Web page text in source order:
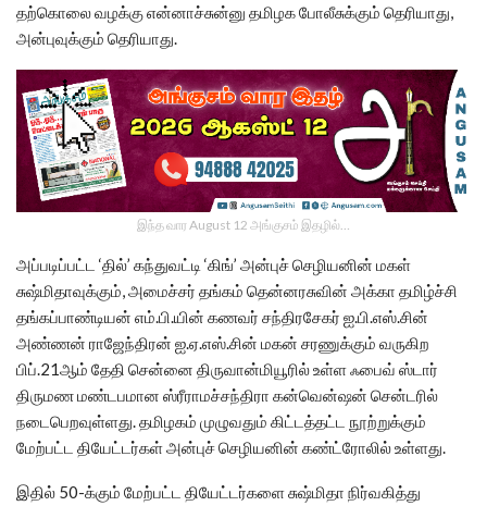
தற்கொலை வழக்கு என்னாச்சுன்னு தமிழக போலீசுக்கும் தெரியாது,
அன்புவுக்கும் தெரியாது.
இந்த வார August 12 அங்குசம் இதழில்…
அப்படிப்பட்ட ‘தில்’ கந்துவட்டி ‘கிங்’ அன்புச் செழியனின் மகள்
சுஷ்மிதாவுக்கும், அமைச்சர் தங்கம் தென்னரசுவின் அக்கா தமிழ்ச்சி
தங்கப்பாண்டியன் எம்.பி.யின் கணவர் சந்திரசேகர் ஐ.பி.எஸ்.சின்
அண்ணன் ராஜேந்திரன் ஐ.ஏ.எஸ்.சின் மகன் சரணுக்கும் வருகிற
பிப்.21ஆம் தேதி சென்னை திருவான்மியூரில் உள்ள ஃபைவ் ஸ்டார்
திருமண மண்டபமான ஸ்ரீராமச்சந்திரா கன்வென்ஷன் சென்டரில்
நடைபெறவுள்ளது. தமிழகம் முழுவதும் கிட்டத்தட்ட நூற்றுக்கும்
மேற்பட்ட தியேட்டர்கள் அன்புச் செழியனின் கண்ட்ரோலில் உள்ளது.
இதில் 50-க்கும் மேற்பட்ட தியேட்டர்களை சுஷ்மிதா நிர்வகித்து